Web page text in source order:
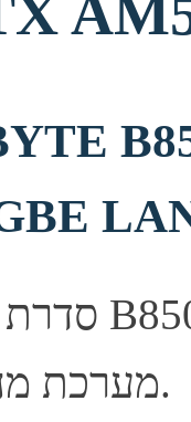
מערכת מחשב יציבה ואמינה.